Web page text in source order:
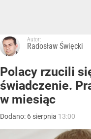
Autor:
Radosław Święcki
Polacy rzucili
świadczenie.
w miesiąc
Dodano: 6 sierpnia 13:00